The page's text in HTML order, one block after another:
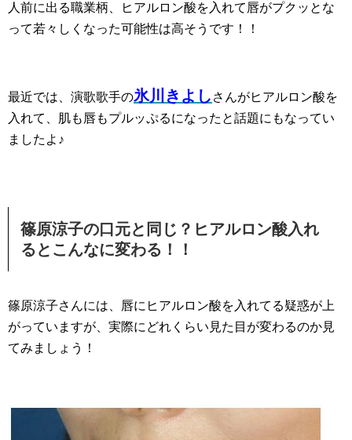
人前に出る職業柄、ヒアルロン酸を入れて唇がプクッとな
って若々しくなった可能性は高そうです！！
最近では、演歌歌手の氷川きよし さんがヒアルロン酸を
入れて、肌も唇もプルッぷるになったと話題にもなってい
ましたよ♪
篠原涼子の口元と同じ？ヒアルロン酸入れ
るとこんなに変わる！！
篠原涼子さんには、唇にヒアルロン酸を入れてる疑惑が上
がっていますが、実際にどれくらい見た目が変わるのか見
てみましょう！